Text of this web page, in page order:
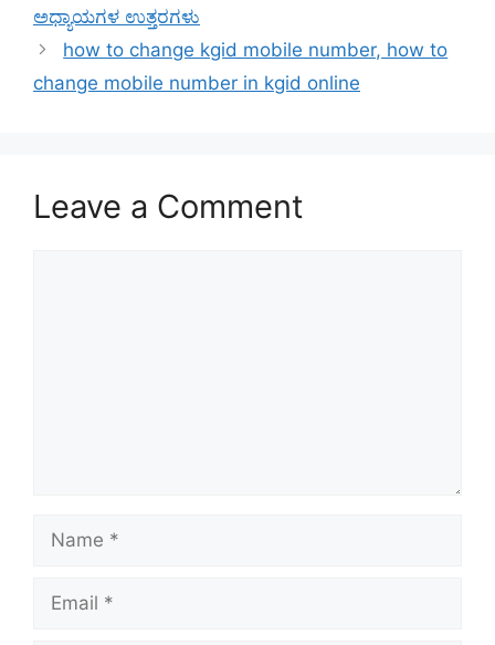
ಅಧ್ಯಾಯಗಳ ಉತ್ತರಗಳು
how to change kgid mobile number, how to
change mobile number in kgid online
Leave a Comment
Name
Email